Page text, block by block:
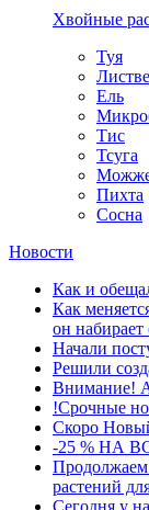
Хвойные
Туя
Ель
Тис
Тсуга
Пихта
Сосна
Новости
Как и
Как
он набирает
Начали
Решили
Внимание!
!Срочные
Скоро
-25 % НА
растений
Сегодня у